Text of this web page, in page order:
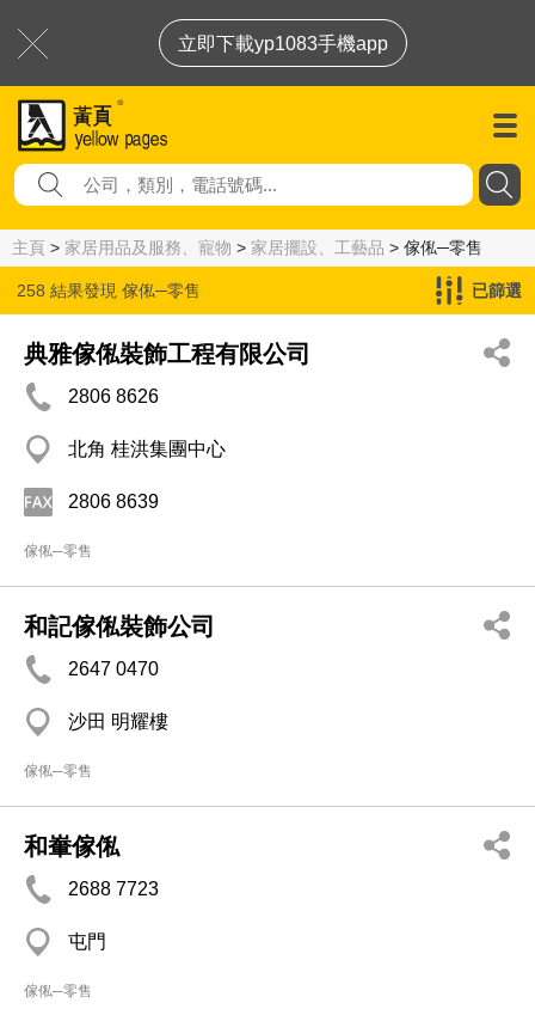
立即下載yp1083手機app
主頁 > 家居用品及服務、寵物 > 家居擺設、工藝品 > 傢俬─零售
258 結果發現 傢俬─零售 已篩選
典雅傢俬裝飾工程有限公司
2806 8626
北角 桂洪集團中心
2806 8639
傢俬─零售
和記傢俬裝飾公司
2647 0470
沙田 明耀樓
傢俬─零售
和輋傢俬
2688 7723
屯門
傢俬─零售